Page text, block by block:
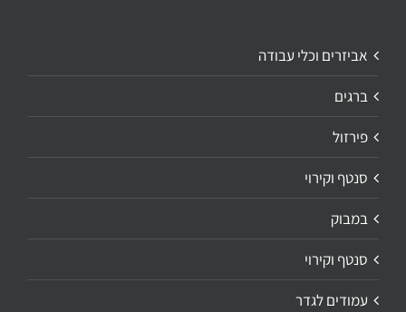
אביזרים וכלי עבודה
ברגים
פירזול
סנטף וקירוי
במבוק
סנטף וקירוי
עמודים לגדר